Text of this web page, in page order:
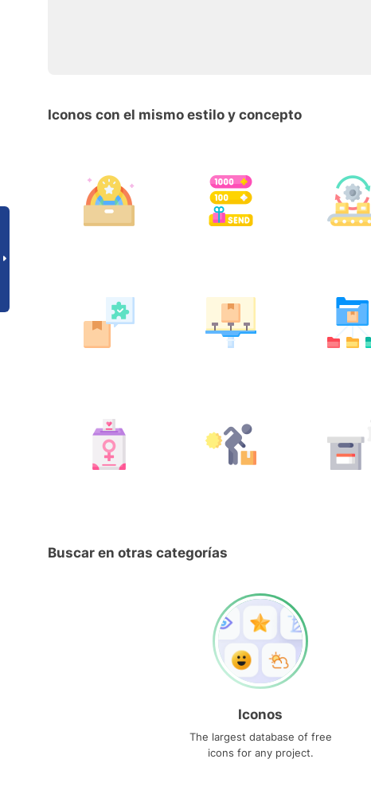
Iconos con el mismo estilo y concepto
Buscar en otras categorías
Iconos
The largest database of free
icons for any project.